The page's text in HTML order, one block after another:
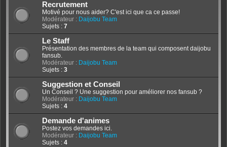
Recrutement
Motivé pour nous aider? C'est ici que ca ce passe!
Modérateur : Daijobu Team
Sujets : 7
Le Staff
Présentation des membres de la team qui composent daijobu
fansub.
Modérateur : Daijobu Team
Sujets : 3
Suggestion et Conseil
Un Conseil ? Une suggestion pour améliorer nos fansub ?
Modérateur : Daijobu Team
Sujets : 4
Demande d'animes
Postez vos demandes ici.
Modérateur : Daijobu Team
Sujets : 4